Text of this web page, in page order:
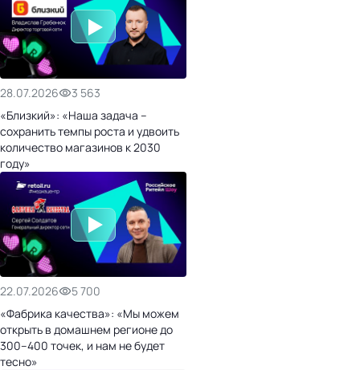
28.07.2026
3 563
«Близкий»: «Наша задача –
сохранить темпы роста и удвоить
количество магазинов к 2030
году»
22.07.2026
5 700
«Фабрика качества»: «Мы можем
открыть в домашнем регионе до
300–400 точек, и нам не будет
тесно»